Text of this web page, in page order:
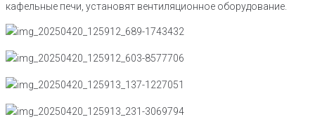
кафельные печи, установят вентиляционное оборудование.